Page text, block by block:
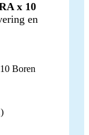
x 10
en
Boren